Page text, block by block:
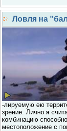
Ловля на
-лируемую ею
зрение. Лично я
комбинацию
местоположение с